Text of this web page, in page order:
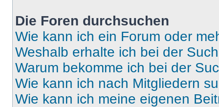
Die Foren durchsuchen
Wie kann ich ein Forum oder
Weshalb erhalte ich bei der
Warum bekomme ich bei der
Wie kann ich nach Mitgliedern
Wie kann ich meine eigenen